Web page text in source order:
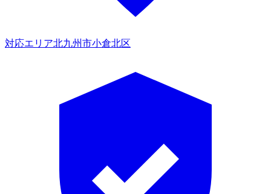
対応エリア北九州市小倉北区